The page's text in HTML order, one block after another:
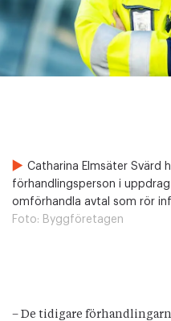
Catharina Elmsäter Svärd
förhandlingsperson i
omförhandla avtal som rör
Foto: Byggföretagen
– De tidigare